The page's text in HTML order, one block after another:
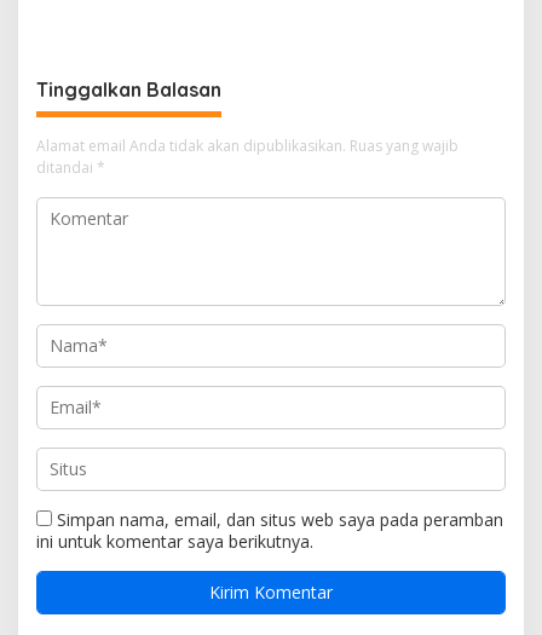
Tinggalkan Balasan
Alamat email Anda tidak akan dipublikasikan. Ruas yang wajib
ditandai *
Simpan nama, email, dan situs web saya pada peramban
ini untuk komentar saya berikutnya.